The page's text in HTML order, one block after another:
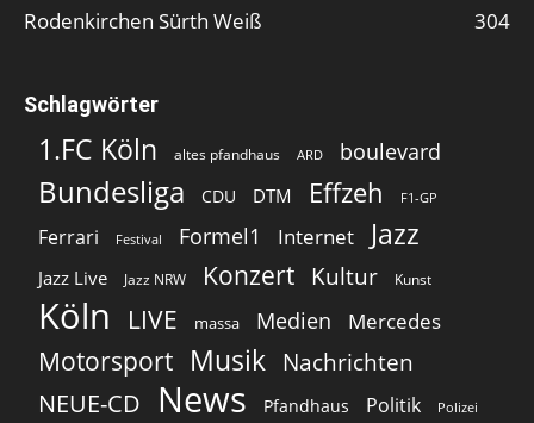
Rodenkirchen Sürth Weiß 304
Schlagwörter
1.FC Köln altes pfandhaus ARD boulevard
Bundesliga CDU DTM Effzeh F1-GP
Ferrari Festival Formel1 Internet Jazz
Jazz Live Jazz NRW Konzert Kultur Kunst
Köln LIVE massa Medien Mercedes
Motorsport Musik Nachrichten
NEUE-CD
News Pfandhaus Politik Polizei